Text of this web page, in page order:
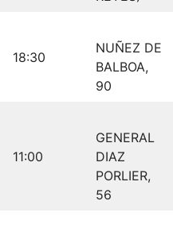
18:30
NUÑEZ DE
BALBOA,
90
11:00
GENERAL
DIAZ
PORLIER,
56